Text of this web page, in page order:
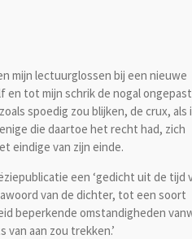
mijn lectuurglossen bij een nieuwe
en tot mijn schrik de nogal
spoedig zou blijken, de crux, als
die daartoe het recht had, zich
eindige van zijn einde.
een ‘gedicht uit de tijd
van de dichter, tot een soort
beperkende omstandigheden
aan zou trekken.’